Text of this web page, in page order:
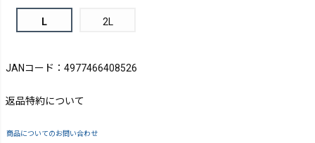
L 2L
JANコード：4977466408526
返品特約について
商品についてのお問い合わせ